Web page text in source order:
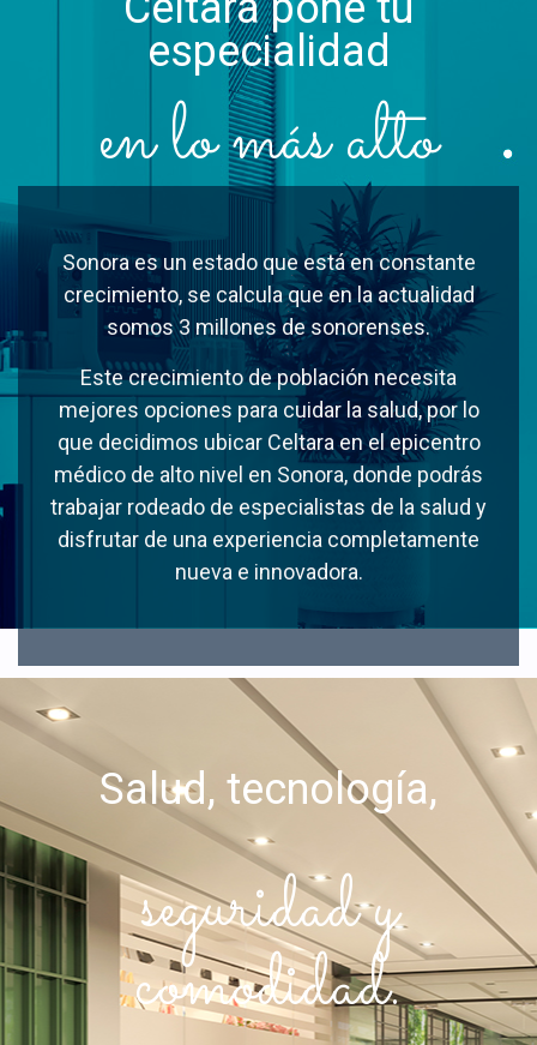
especialidad
en lo más alto
Sonora es un estado que está en constante
crecimiento, se calcula que en la actualidad
somos 3 millones de sonorenses.
Este crecimiento de población necesita
mejores opciones para cuidar la salud, por lo
que decidimos ubicar Celtara en el epicentro
médico de alto nivel en Sonora, donde podrás
trabajar rodeado de especialistas de la salud y
disfrutar de una experiencia completamente
nueva e innovadora.
Salud, tecnología,
seguridad y
comodidad.